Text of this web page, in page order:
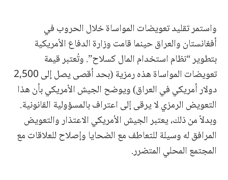
واستمر تقليد تعويضات المواساة خلال الحروب في
أفغانستان والعراق حينما قامت وزارة الدفاع الأمريكية
بتطوير “نظام استخدام المال كسلاح”. وتُعتبر قيمة
تعويضات المواساة هذه رمزية (بحد أقصى يصل إلى 2,500
دولار أمريكي في العراق) ويوضح الجيش الأمريكي بأن هذا
التعويض الرمزي لا يرقى إلى اعتراف بالمسؤولية القانونية.
وبدلاً من ذلك، يعتبر الجيش الأمريكي الاعتذار والتعويض
المرافق له وسيلة للتعاطف مع الضحايا وإصلاح للعلاقات مع
المجتمع المحلي المتضرر.